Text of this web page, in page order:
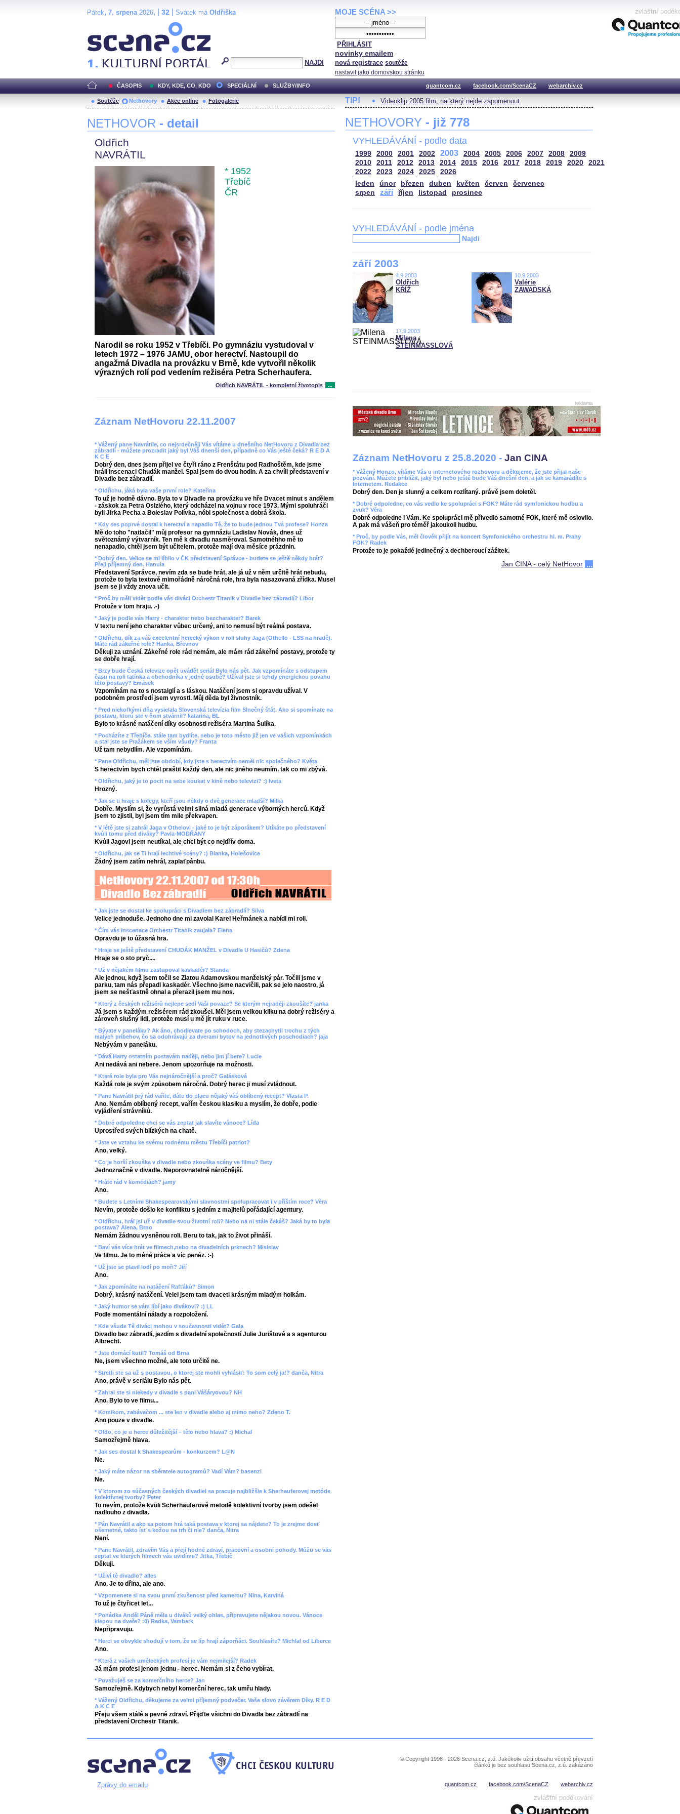
Pátek, 7. srpena2026, | 32 Svátek má Oldřiška
NAJDI
MOJE SCÉNA >>
PŘIHLÁSIT
novinky emailem
nová registrace soutěže
nastavit jako domovskou stránku
zvláštní
ČASOPIS KDY, KDE, CO, KDO SPECIÁLNÍ SLUŽBY/INFO quantcom.cz facebook.com/ScenaCZ webarchiv.cz
Soutěže Nethovory Akce online Fotogalerie
NETHOVOR - detail
Oldřich
NAVRÁTIL
* 1952
Třebíč
ČR
Narodil se roku 1952 v Třebíči. Po gymnáziu vystudoval v
letech 1972 – 1976 JAMU, obor herectví. Nastoupil do
angažmá Divadla na provázku v Brně, kde vytvořil několik
výrazných rolí pod vedením režiséra Petra Scherhaufera.
Oldřich NAVRÁTIL - kompletní životopis ...
Záznam NetHovoru 22.11.2007
* Vážený pane Navrátile, co nejsrdečněji Vás vítáme u dnešního NetHovoru z Divadla bez
zábradlí - můžete prozradit jaký byl Váš dnenší den, případně co Vás ještě čeká? R E D A
K C E
Dobrý den, dnes jsem přijel ve čtyři ráno z Frenštátu pod Radhoštěm, kde jsme
hráli inscenaci Chudák manžel. Spal jsem do dvou hodin. A za chvíli představení v
Divadle bez zábradlí.
* Oldřichu, jáká byla vaše první role? Kateřina
To už je hodně dávno. Byla to v Divadle na provázku ve hře Dvacet minut s andělem
- záskok za Petra Oslzlého, který odcházel na vojnu v roce 1973. Mými spoluhráči
byli Jirka Pecha a Boleslav Polívka, nóbl společnost a dobrá škola.
* Kdy ses poprvé dostal k herectví a napadlo Tě, že to bude jednou Tvá profese? Honza
Mě do toho "natlačil" můj profesor na gymnáziu Ladislav Novák, dnes už
světoznámý výtvarník. Ten mě k divadlu nasměroval. Samotnéhho mě to
nenapadlo, chtěl jsem být učitelem, protože mají dva měsíce prázdnin.
* Dobrý den. Velice se mi líbilo v ČK představení Správce - budete se ještě někdy hrát?
Přeji příjemný den. Hanula
Představení Správce, nevím zda se bude hrát, ale já už v něm určitě hrát nebudu,
protože to byla textově mimořádně náročná role, hra byla nasazovaná zřídka. Musel
jsem se ji vždy znova učit.
* Proč by měli vidět podle vás diváci Orchestr Titanik v Divadle bez zábradlí? Libor
Protože v tom hraju. .-)
* Jaký je podle vás Harry - charakter nebo bezcharakter? Barek
V textu není jeho charakter vůbec určený, ani to nemusí být reálná postava.
* Oldřichu, dík za váš excelentní herecký výkon v roli sluhy Jaga (Othello - LSS na hradě).
Máte rád zákeřné role? Hanka, Břevnov
Děkuji za uznání. Zákeřné role rád nemám, ale mám rád zákeřné postavy, protože ty
se dobře hrají.
* Brzy bude Česká televize opět uvádět seriál Bylo nás pět. Jak vzpomínáte s odstupem
času na roli tatínka a obchodníka v jedné osobě? Užíval jste si tehdy energickou povahu
této postavy? Emásek
Vzpomínám na to s nostalgií a s láskou. Natáčení jsem si opravdu užíval. V
podobném prostředí jsem vyrostl. Můj děda byl živnostník.
* Pred niekoľkými dňa vysielala Slovenská televízia film Slnečný štát. Ako si spomínate na
postavu, ktorú ste v ňom stvárnil? katarina, BL
Bylo to krásné natáčení díky osobnosti režiséra Martina Šulíka.
* Pocházíte z Třebíče, stále tam bydlíte, nebo je toto město již jen ve vašich vzpomínkách
a stal jste se Pražákem se vším všudy? Franta
Už tam nebydlím. Ale vzpomínám.
* Pane Oldřichu, měl jste období, kdy jste s herectvím neměl nic společného? Květa
S herectvím bych chtěl praštit každý den, ale nic jiného neumím, tak co mi zbývá.
* Oldřichu, jaký je to pocit na sebe koukat v kině nebo televizi? :) Iveta
Hrozný.
* Jak se ti hraje s kolegy, kteří jsou někdy o dvě generace mladší? Milka
Dobře. Myslím si, že vyrůstá velmi silná mladá generace výborných herců. Když
jsem to zjistil, byl jsem tím mile překvapen.
* V létě jste si zahrál Jaga v Othelovi - jaké to je být záporákem? Utíkáte po představení
kvůli tomu před diváky? Pavla-MODŘANY
Kvůli Jagovi jsem neutíkal, ale chci být co nejdřív doma.
* Oldřichu, jak se Ti hrají lechtivé scény? :) Blanka, Holešovice
Žádný jsem zatím nehrál, zaplaťpánbu.
* Jak jste se dostal ke spolupráci s Divadlem bez zábradlí? Silva
Velice jednoduše. Jednoho dne mi zavolal Karel Heřmánek a nabídl mi roli.
* Čím vás inscenace Orchestr Titanik zaujala? Elena
Opravdu je to úžasná hra.
* Hraje se ještě představení CHUDÁK MANŽEL v Divadle U Hasičů? Zdena
Hraje se o sto pryč....
* Už v nějakém filmu zastupoval kaskadér? Standa
Ale jednou, když jsem točil se Zlatou Adamovskou manželský pár. Točili jsme v
parku, tam nás přepadl kaskadér. Všechno jsme nacvičili, pak se jelo naostro, já
jsem se nešťastně ohnal a přerazil jsem mu nos.
* Který z českých režisérů nejlepe sedí Vaši povaze? Se kterým nejraději zkoušíte? janka
Já jsem s každým režisérem rád zkoušel. Měl jsem velkou kliku na dobrý režiséry a
zároveň slušný lidi, protože musí u mě jít ruku v ruce.
* Bývate v paneláku? Ak áno, chodievate po schodoch, aby stezachytil trochu z tých
malých príbehov, čo sa odohrávajú za dverami bytov na jednotlivých poschodiach? jaja
Nebývám v paneláku.
* Dává Harry ostatním postavám naději, nebo jim jí bere? Lucie
Ani nedává ani nebere. Jenom upozorňuje na možnosti.
* Která role byla pro Vás nejnáročnější a proč? Galásková
Každá role je svým způsobem náročná. Dobrý herec ji musí zvládnout.
* Pane Navrátil prý rád vaříte, dáte do placu nějaký váš oblíbený recept? Vlasta P.
Ano. Nemám oblíbený recept, vařím českou klasiku a myslím, že dobře, podle
vyjádření strávníků.
* Dobré odpoledne chci se vás zeptat jak slavíte vánoce? Lída
Uprostřed svých blízkých na chatě.
* Jste ve vztahu ke svému rodnému městu Třebíči patriot?
Ano, velký.
* Co je horší zkouška v divadle nebo zkouška scény ve filmu? Bety
Jednoznačně v divadle. Neporovnatelně náročnější.
* Hráte rád v komédiách? jamy
Ano.
* Budete s Letními Shakespearovskými slavnostmi spolupracovat i v příštím roce? Věra
Nevím, protože došlo ke konfliktu s jedním z majitelů pořádající agentury.
* Oldřichu, hrál jsi už v divadle svou životní roli? Nebo na ni stále čekáš? Jaká by to byla
postava? Alena, Brno
Nemám žádnou vysněnou roli. Beru to tak, jak to život přináší.
* Baví vás více hrát ve filmech,nebo na divadelních prknech? Misislav
Ve filmu. Je to méně práce a víc peněz. :-)
* Už jste se plavil lodí po moři? Jiří
Ano.
* Jak zpomínáte na natáčení Rafťáků? Simon
Dobrý, krásný natáčení. Velel jsem tam dvaceti krásným mladým holkám.
* Jaký humor se vám líbí jako divákovi? :) LL
Podle momentální nálady a rozpoložení.
* Kde všude Tě diváci mohou v současnosti vidět? Gala
Divadlo bez zábradlí, jezdím s divadelní společností Julie Jurištové a s agenturou
Albrecht.
* Jste domácí kutil? Tomáš od Brna
Ne, jsem všechno možné, ale toto určitě ne.
* Stretli ste sa už s postavou, o ktorej ste mohli vyhlásiť: To som celý ja!? danča, Nitra
Ano, právě v seriálu Bylo nás pět.
* Zahral ste si niekedy v divadle s pani Vášáryovou? NH
Ano. Bylo to ve filmu...
* Komikom, zabávačom ... ste len v divadle alebo aj mimo neho? Zdeno T.
Ano pouze v divadle.
* Oldo, co je u herce důležitější – tělo nebo hlava? :) Michal
Samozřejmě hlava.
* Jak ses dostal k Shakespearům - konkurzem? L@N
Ne.
* Jaký máte názor na sběratele autogramů? Vadí Vám? basenzi
Ne.
* V ktorom zo súčasných českých divadiel sa pracuje najbližšie k Sherhauferovej metóde
kolektívnej tvorby? Peter
To nevím, protože kvůli Scherhauferově metodě kolektivní tvorby jsem odešel
nadlouho z divadla.
* Pán Navrátil a ako sa potom hrá taká postava v ktorej sa nájdete? To je zrejme dosť
ošemetné, takto ísť s kožou na trh či nie? danča, Nitra
Není.
* Pane Navrátil, zdravím Vás a přejí hodně zdraví, pracovní a osobní pohody. Můžu se vás
zeptat ve kterých filmech vás uvidíme? Jitka, Třebíč
Děkuji.
* Uživí tě divadlo? alles
Ano. Je to dřina, ale ano.
* Vzpomenete si na svou první zkušenost před kamerou? Nina, Karviná
To už je čtyřicet let...
* Pohádka Anděl Páně měla u diváků velký ohlas, připravujete nějakou novou. Vánoce
klepou na dveře? :0) Radka, Vamberk
Nepřipravuju.
* Herci se obvykle shodují v tom, že se líp hrají záporňáci. Souhlasíte? Michlal od Liberce
Ano.
* Která z vašich uměleckých profesí je vám nejmilejší? Radek
Já mám profesi jenom jednu - herec. Nemám si z čeho vybírat.
* Považuješ se za komerčního herce? Jan
Samozřejmě. Kdybych nebyl komerční herec, tak umřu hlady.
* Vážený Oldřichu, děkujeme za velmi příjemný podvečer. Vaše slovo závěrem Díky. R E D
A K C E
Přeju všem stálé a pevné zdraví. Přijďte všichni do Divadla bez zábradlí na
představení Orchestr Titanik.
TIP! Videoklip 2005 film, na který nejde zapomenout
NETHOVORY - již 778
VYHLEDÁVÁNÍ - podle data
1999 2000 2001 2002 2003 2004 2005 2006 2007 2008
2009
2010
2011 2012 2013 2014 2015 2016 2017 2018 2019 2020
2021
2022
2023 2024 2025
2026
leden
únor březen duben květen červen
červenec
srpen
září říjen listopad prosinec
VYHLEDÁVÁNÍ - podle jména
Najdi
září 2003
4.9.2003
Oldřich
KŘÍŽ
10.9.2003
Valérie
ZAWADSKÁ
17.9.2003
Milena
STEINMASSLOVÁ
reklama
Záznam NetHovoru z 25.8.2020 - Jan CINA
* Vážený Honzo, vítáme Vás u internetového rozhovoru a děkujeme, že jste přijal naše
pozvání. Můžete přiblížit, jaký byl nebo ještě bude Váš dnešní den, a jak se kamarádíte s
Internetem. Redakce
Dobrý den. Den je slunný a celkem rozlítaný. právě jsem doletěl.
* Dobré odpoledne, co vás vedlo ke spolupráci s FOK? Máte rád symfonickou hudbu a
zvuk? Věra
Dobré odpoledne i Vám. Ke spolupráci mě přivedlo samotné FOK, které mě oslovilo.
A pak má vášeň pro téměř jakoukoli hudbu.
* Proč, by podle Vás, měl člověk přijít na koncert Symfonického orchestru hl. m. Prahy
FOK? Radek
Protože to je pokaždé jedinečný a dechberoucí zážitek.
Jan CINA - celý NetHovor
© Copyright 1998 - 2026 Scena.cz, z.ú. Jakékoliv užití obsahu včetně převzetí
článků je bez souhlasu Scena.cz, z.ú. zakázáno
Zprávy do emailu quantcom.cz facebook.com/ScenaCZ webarchiv.cz
zvláštní poděkování